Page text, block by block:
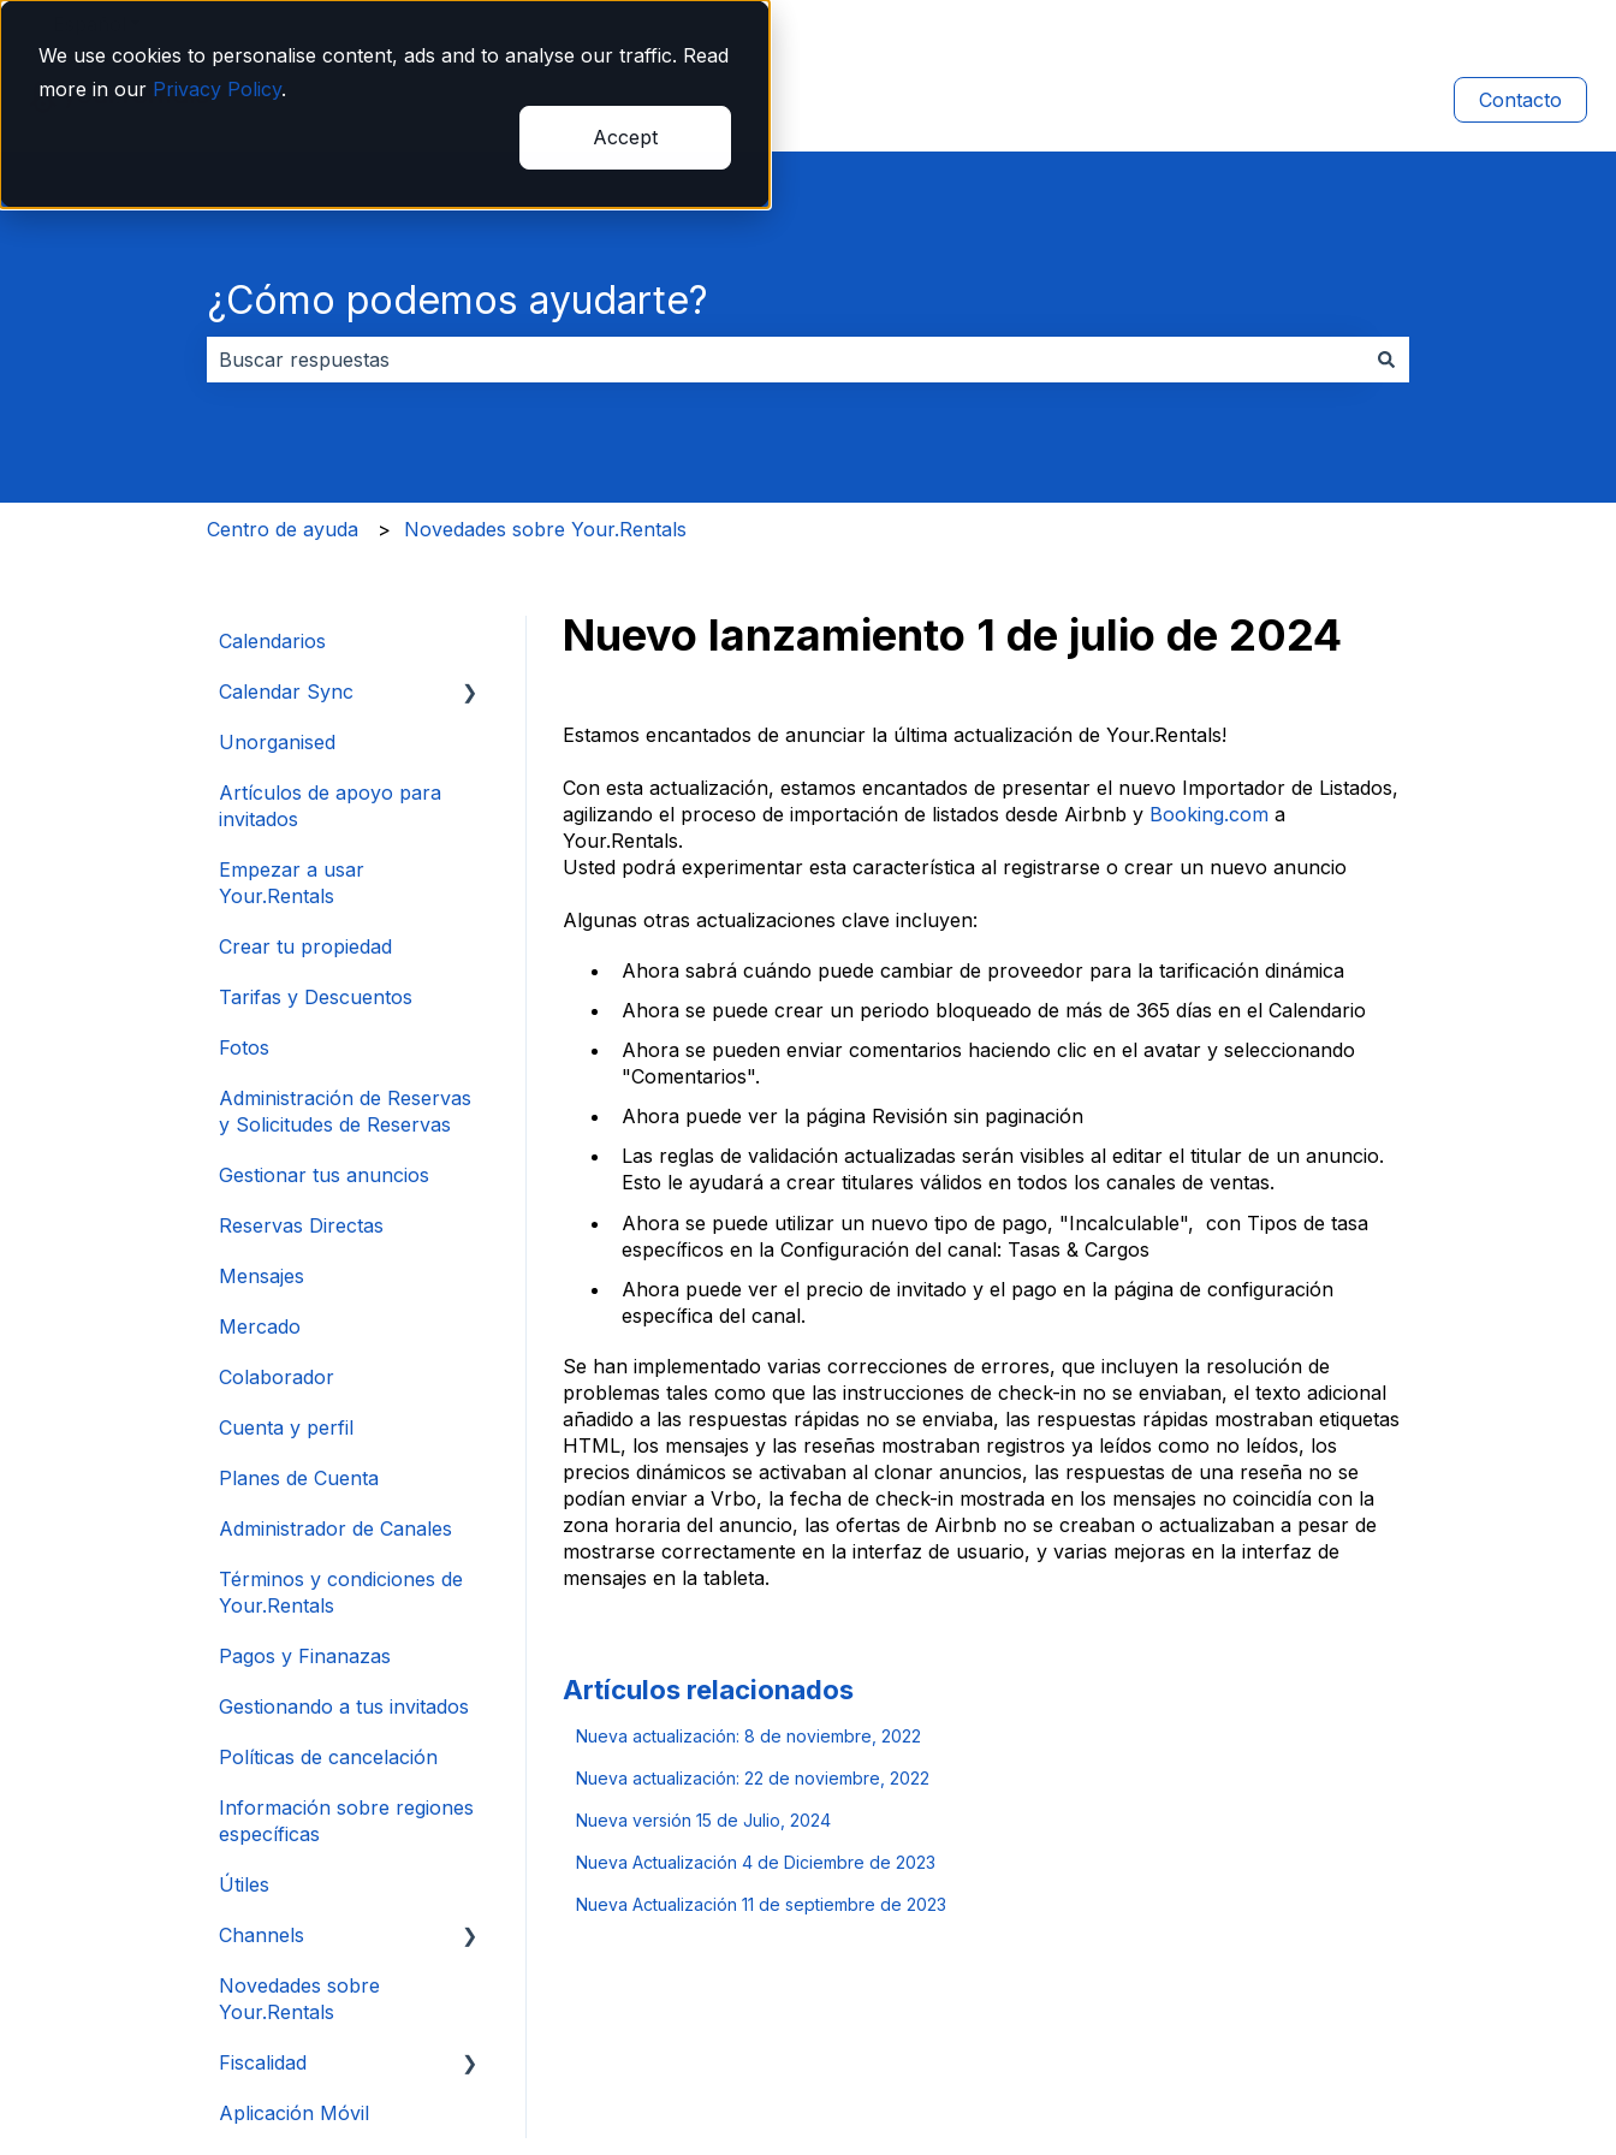
We use cookies to personalise content, ads and to analyse our traffic. Read
more in our Privacy Policy.
Accept
Contacto
¿Cómo podemos ayudarte?
Centro de ayuda Novedades sobre Your.Rentals
Nuevo lanzamiento 1 de julio de 2024
Estamos encantados de anunciar la última actualización de Your.Rentals!
Con esta actualización, estamos encantados de presentar el nuevo Importador de Listados,
agilizando el proceso de importación de listados desde Airbnb y Booking.coma
Your.Rentals.
Usted podrá experimentar esta característica al registrarse o crear un nuevo anuncio
Algunas otras actualizaciones clave incluyen:
Ahora sabrá cuándo puede cambiar de proveedor para la tarificación dinámica
Ahora se puede crear un periodo bloqueado de más de 365 días en el Calendario
Ahora se pueden enviar comentarios haciendo clic en el avatar y seleccionando
"Comentarios".
Ahora puede ver la página Revisión sin paginación
Las reglas de validación actualizadas serán visibles al editar el titular de un anuncio.
Esto le ayudará a crear titulares válidos en todos los canales de ventas.
Ahora se puede utilizar un nuevo tipo de pago, "Incalculable", con Tipos de tasa
específicos en la Configuración del canal: Tasas & Cargos
Ahora puede ver el precio de invitado y el pago en la página de configuración
específica del canal.
Se han implementado varias correcciones de errores, que incluyen la resolución de
problemas tales como que las instrucciones de check-in no se enviaban, el texto adicional
añadido a las respuestas rápidas no se enviaba, las respuestas rápidas mostraban etiquetas
HTML, los mensajes y las reseñas mostraban registros ya leídos como no leídos, los
precios dinámicos se activaban al clonar anuncios, las respuestas de una reseña no se
podían enviar a Vrbo, la fecha de check-in mostrada en los mensajes no coincidía con la
zona horaria del anuncio, las ofertas de Airbnb no se creaban o actualizaban a pesar de
mostrarse correctamente en la interfaz de usuario, y varias mejoras en la interfaz de
mensajes en la tableta.
Artículos relacionados
Nueva actualización: 8 de noviembre, 2022
Nueva actualización: 22 de noviembre, 2022
Nueva versión 15 de Julio, 2024
Nueva Actualización 4 de Diciembre de 2023
Nueva Actualización 11 de septiembre de 2023
Calendarios
Calendar Sync
Importación de
Unorganised
Artículos de apoyo para
invitados
Empezar a usar
Your.Rentals
Crear tu propiedad
Tarifas y Descuentos
Fotos
Administración de Reservas
y Solicitudes de Reservas
Gestionar tus anuncios
Reservas Directas
Mensajes
Mercado
Colaborador
Cuenta y perfil
Planes de Cuenta
Administrador de Canales
Términos y condiciones de
Your.Rentals
Pagos y Finanazas
Gestionando a tus invitados
Políticas de cancelación
Información sobre regiones
específicas
Útiles
Channels
Conexión de Cuenta
Novedades sobre
Your.Rentals
Fiscalidad
DAC 7
Aplicación Móvil